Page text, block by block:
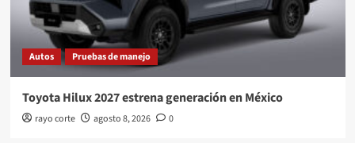
Autos Pruebas de manejo
Toyota Hilux 2027 estrena generación en México
rayo corte agosto 8, 2026 0